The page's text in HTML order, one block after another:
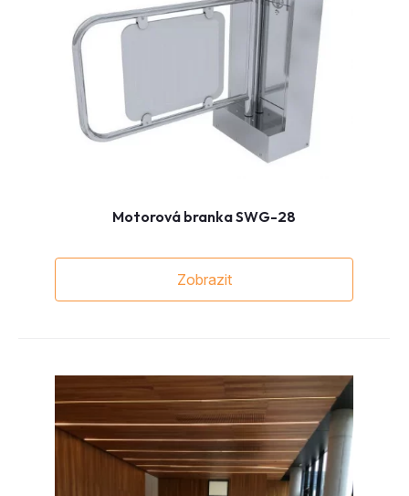
Motorová branka SWG-28
Zobrazit